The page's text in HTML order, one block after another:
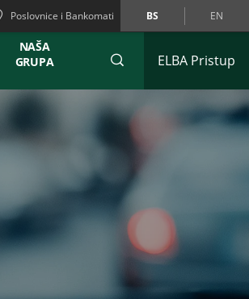
Poslovnice i Bankomati BS EN
NAŠA
GRUPA
ELBA Pristup